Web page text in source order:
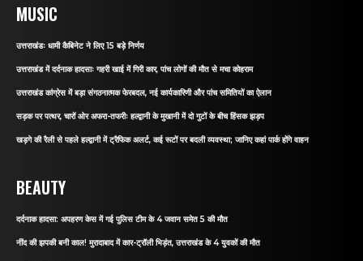
MUSIC
उत्तराखंडः धामी कैबिनेट ने लिए 15 बड़े निर्णय
उत्तराखंड में दर्दनाक हादसाः गहरी खाई में गिरी कार, पांच लोगों की मौत से मचा कोहराम
उत्तराखंड कांग्रेस में बड़ा संगठनात्मक फेरबदल, नई कार्यकारिणी और पांच समितियों का ऐलान
सड़क पर पत्थर, चारों ओर अफरा-तफरीः हल्द्वानी के मुखानी में दो गुटों के बीच हिंसक झड़प
खड़गे की रैली से पहले हल्द्वानी में ट्रैफिक अलर्ट, कई रूटों पर बदली व्यवस्था; जानिए कहां पार्क होंगे वाहन
BEAUTY
दर्दनाक हादसा: अपहरण केस में गई पुलिस टीम के 4 जवान समेत 5 की मौत
नींद की झपकी बनी काल! मुरादाबाद में कार-ट्रॉली भिड़ंत, उत्तराखंड के 4 युवकों की मौत